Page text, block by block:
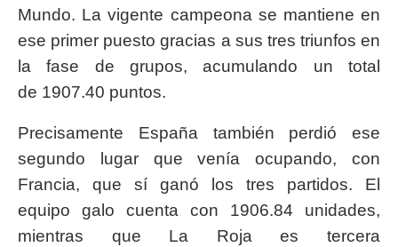
Mundo. La vigente campeona se mantiene en
ese primer puesto gracias a sus tres triunfos en
la fase de grupos, acumulando un total
de 1907.40 puntos.
Precisamente España también perdió ese
segundo lugar que venía ocupando, con
Francia, que sí ganó los tres partidos. El
equipo galo cuenta con 1906.84 unidades,
mientras que La Roja es tercera